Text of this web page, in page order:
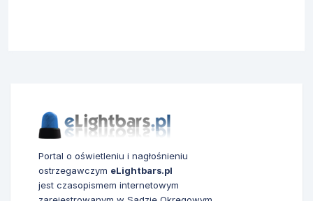
Portal o oświetleniu i nagłośnieniu
ostrzegawczym eLightbars.pl
jest czasopismem internetowym